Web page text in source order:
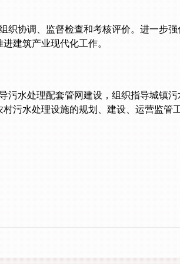
织协调、监督检查和考核评价。进一步强
建筑产业现代化工作。
污水处理配套管网建设，组织指导城镇污
污水处理设施的规划、建设、运营监管